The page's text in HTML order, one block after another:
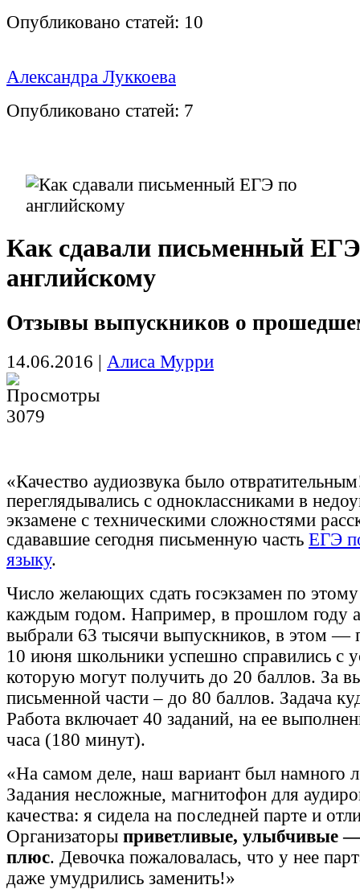
Опубликовано статей: 10
Александра Луккоева
Опубликовано статей: 7
Как сдавали письменный
английскому
Отзывы выпускников о
14.06.2016 | Алиса Мурри
3079
«Качество аудиозвука было
переглядывались с одноклассниками в
экзамене с техническими сложностями
сдававшие сегодня письменную часть ЕГЭ
языку.
Число желающих сдать госэкзамен по этому
каждым годом. Например, в прошлом году
выбрали 63 тысячи выпускников, в этом —
10 июня школьники успешно справились с
которую могут получить до 20 баллов. За
письменной части – до 80 баллов. Задача
Работа включает 40 заданий, на ее
часа (180 минут).
«На самом деле, наш вариант был намного
Задания несложные, магнитофон для
качества: я сидела на последней парте и
Организаторы приветливые, улыбчивые
плюс. Девочка пожаловалась, что у нее
даже умудрились заменить!»